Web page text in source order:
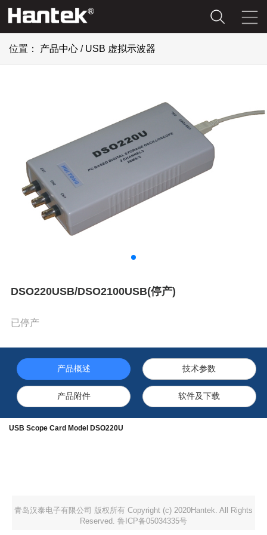
位置： 产品中心 / USB 虚拟示波器
DSO220USB/DSO2100USB(停产)
已停产
产品概述 技术参数
产品附件 软件及下载
USB Scope Card Model DSO220U
青岛汉泰电子有限公司 版权所有 Copyright (c) 2020Hantek. All Rights
Reserved. 鲁ICP备05034335号